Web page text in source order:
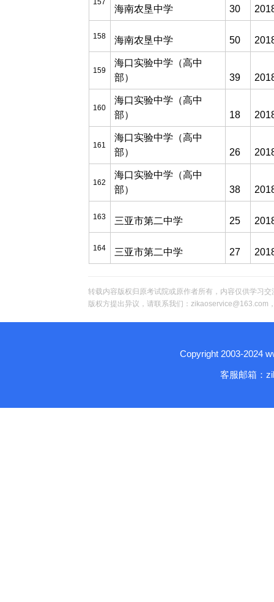
157
海南农垦中学 30
158 海南农垦中学 50
159
海口实验中学（高中
部）
39
160
海口实验中学（高中
部）
18
161
海口实验中学（高中
部）
26
162
海口实验中学（高中
部）
38
163 三亚市第二中学 25
164 三亚市第二中学 27
转载内容版权归原考试院或原作者所有，内容仅供学习
版权方提出异议，请联系我们：zikaoservice@163.com
Copyright 2003-2024
客服邮箱：